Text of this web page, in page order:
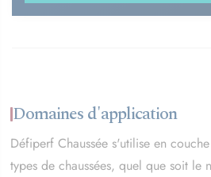
Domaines d'application
Défiperf Chaussée s'utilise en
types de chaussées, quel que soit le